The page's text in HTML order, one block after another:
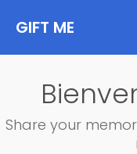
GIFT ME
Share your